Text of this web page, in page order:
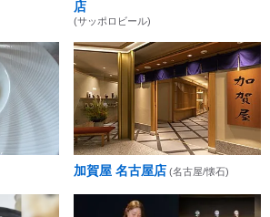
店
(サッポロビール)
加賀屋 名古屋店 (名古屋/懐石)